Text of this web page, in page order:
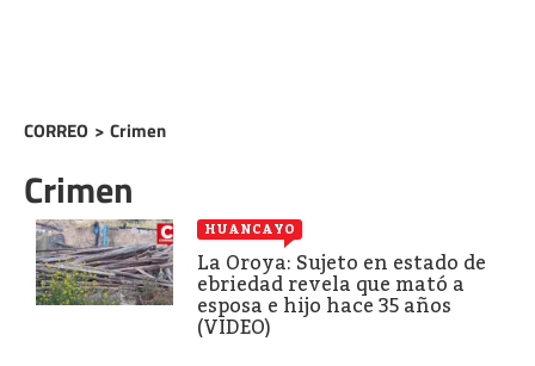
CORREO > Crimen
Crimen
HUANCAYO
La Oroya: Sujeto en estado de
ebriedad revela que mató a
esposa e hijo hace 35 años
(VIDEO)